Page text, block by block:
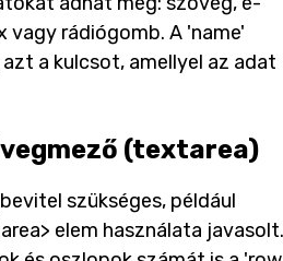
vagy rádiógomb. A 'name'
a kulcsot, amellyel az adat
(textarea)
szükséges, például
elem használata javasolt.